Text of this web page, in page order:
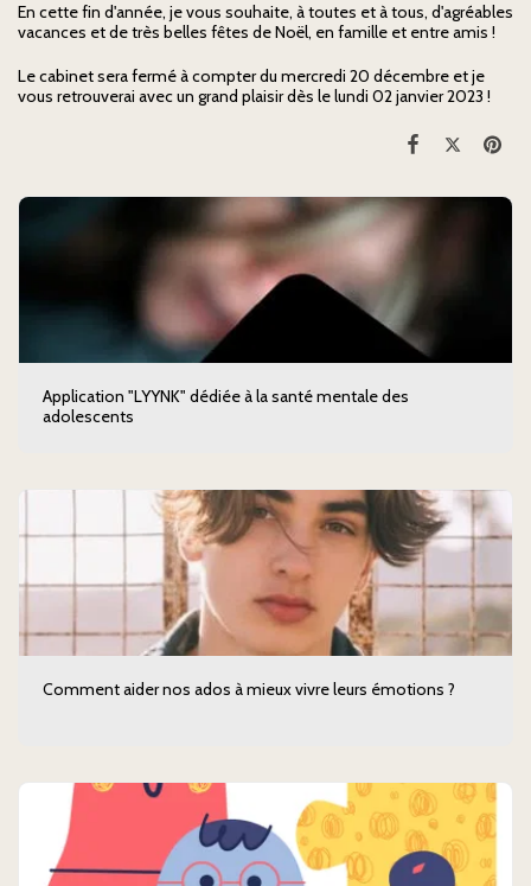
En cette fin d'année, je vous souhaite, à toutes et à tous, d'agréables
vacances et de très belles fêtes de Noël, en famille et entre amis !
Le cabinet sera fermé à compter du mercredi 20 décembre et je
vous retrouverai avec un grand plaisir dès le lundi 02 janvier 2023 !
Application "LYYNK" dédiée à la santé mentale des
adolescents
Comment aider nos ados à mieux vivre leurs émotions ?